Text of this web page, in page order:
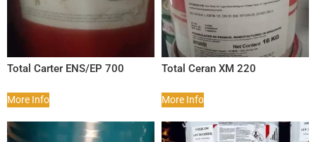
Total Carter ENS/EP 700
More Info
Total Ceran XM 220
More Info